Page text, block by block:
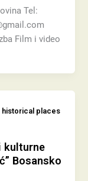
Tel:
Film i video
historical places
kulturne
Bosansko